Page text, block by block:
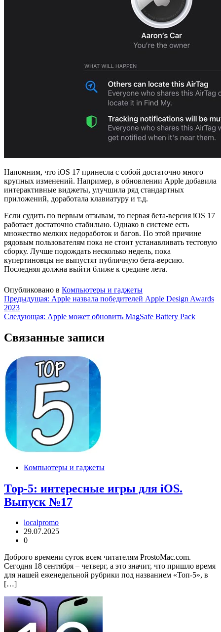
Напомним, что iOS 17 принесла с собой достаточно много
крупных изменений. Например, в обновлении Apple добавила
интерактивные виджеты, улучшила ряд стандартных
приложений, доработала клавиатуру и т.д.
Если судить по первым отзывам, то первая бета-версия iOS 17
работает достаточно стабильно. Однако в системе есть
множество мелких недоработок и багов. По этой причине
рядовым пользователям пока не стоит устанавливать тестовую
сборку. Лучше подождать несколько недель, пока
купертиновцы не выпустят публичную бета-версию.
Последняя должна выйти ближе к средине лета.
Опубликовано в Компьютеры и гаджеты
Навигация
по
Предыдущая: Apple назвала победителей Apple Design Awards
2023
Следующая: Apple может обновить MagSafe Battery Pack
Связанные записи
Компьютеры и гаджеты
Тор-5: интересные игры для iOS.
Выпуск №17
localpromo
29.07.2025
0
Доброго времени суток всем читателям ProstoMac.com.
Сегодня 18 сентября – четверг, а это значит, что пришло время
для нашей еженедельной рубрики под названием «Топ-5», в
[…]